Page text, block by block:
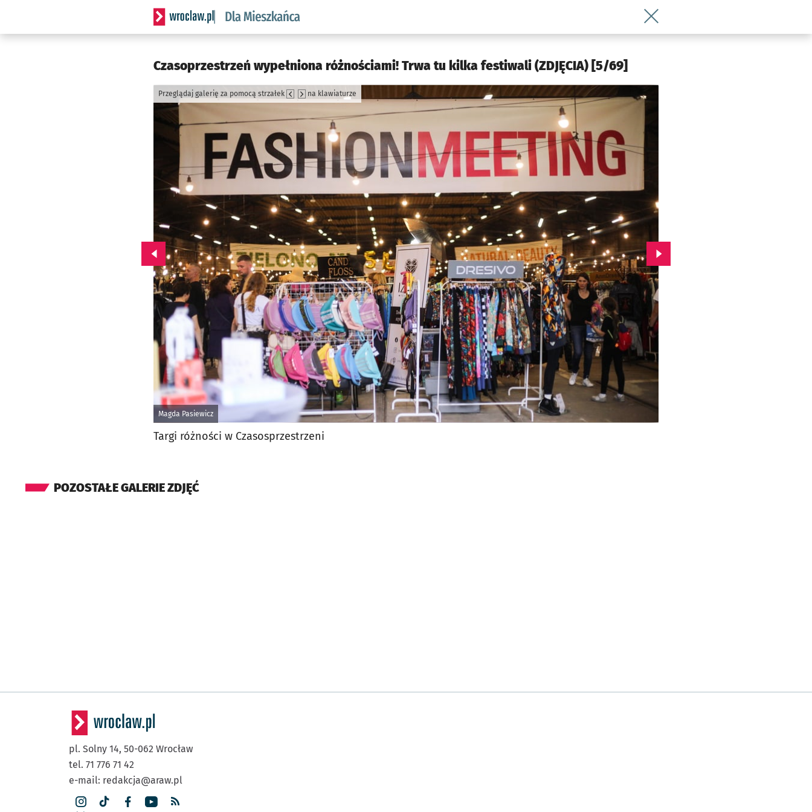
Serwis informacyjny wroclaw.pl podserwis: Dla mieszkańca
Wróć do artykułu Czasoprzestrzeń
Czasoprzestrzeń wypełniona różnościami! Trwa tu kilka festiwali (ZDJĘCIA) [5/69]
Magda Pasiewicz
Przeglądaj galerię za pomocą strzałek na klawiaturze
Przejdź do poprzedniego zdjęcia. Przejdź do kolejnego zdjęcia.
Targi różności w Czasosprzestrzeni
POZOSTAŁE GALERIE ZDJĘĆ
pl. Solny 14, 50-062 Wrocław
tel. 71 776 71 42
e-mail: redakcja@araw.pl